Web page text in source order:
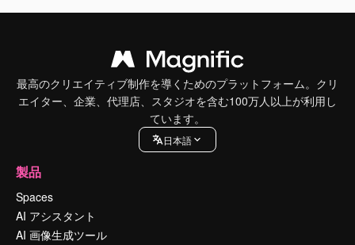
最高のクリエイティブ制作を導くためのプラットフォーム。クリ
エイター、企業、代理店、スタジオを含む100万人以上が利用し
ています。
日本語
製品
Spaces
AI アシスタント
AI 画像生成ツール